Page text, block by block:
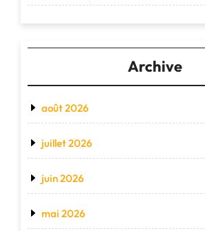
Archive
août 2026
juillet 2026
juin 2026
mai 2026